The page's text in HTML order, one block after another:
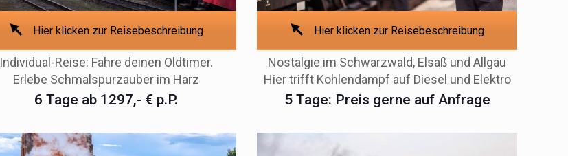
Hier klicken zur Reisebeschreibung
Individual-Reise: Fahre deinen Oldtimer.
Erlebe Schmalspurzauber im Harz
6 Tage ab 1297,- € p.P.
Hier klicken zur Reisebeschreibung
Nostalgie im Schwarzwald, Elsaß und Allgäu
Hier trifft Kohlendampf auf Diesel und Elektro
5 Tage: Preis gerne auf Anfrage